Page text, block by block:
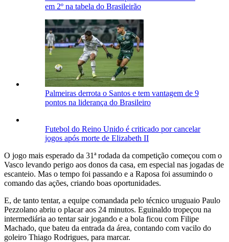
em 2º na tabela do Brasileirão
Palmeiras derrota o Santos e tem vantagem de 9
pontos na liderança do Brasileiro
Futebol do Reino Unido é criticado por cancelar
jogos após morte de Elizabeth II
O jogo mais esperado da 31ª rodada da competição começou com o
Vasco levando perigo aos donos da casa, em especial nas jogadas de
escanteio. Mas o tempo foi passando e a Raposa foi assumindo o
comando das ações, criando boas oportunidades.
E, de tanto tentar, a equipe comandada pelo técnico uruguaio Paulo
Pezzolano abriu o placar aos 24 minutos. Eguinaldo tropeçou na
intermediária ao tentar sair jogando e a bola ficou com Filipe
Machado, que bateu da entrada da área, contando com vacilo do
goleiro Thiago Rodrigues, para marcar.